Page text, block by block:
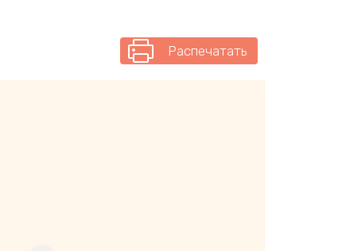
Распечатать